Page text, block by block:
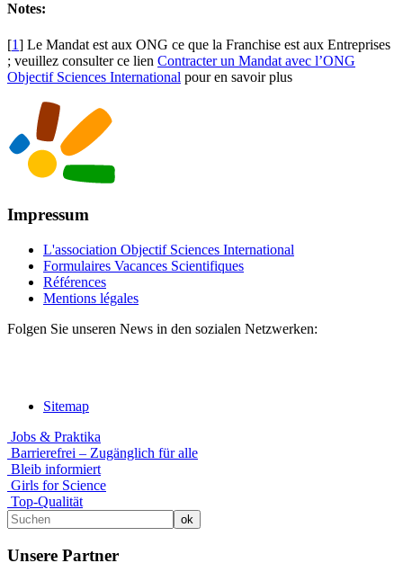
Notes:
[1] Le Mandat est aux ONG ce que la Franchise est aux Entreprises
; veuillez consulter ce lien Contracter un Mandat avec l’ONG
Objectif Sciences International pour en savoir plus
Impressum
L'association Objectif Sciences International
Formulaires Vacances Scientifiques
Références
Mentions légales
Folgen Sie unseren News in den sozialen Netzwerken:
Sitemap
Jobs & Praktika
Barrierefrei – Zugänglich für alle
Bleib informiert
Girls for Science
Top-Qualität
Unsere Partner